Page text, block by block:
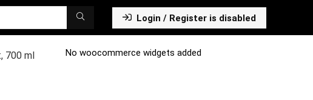
Login / Register is disabled
700 ml
No woocommerce widgets added